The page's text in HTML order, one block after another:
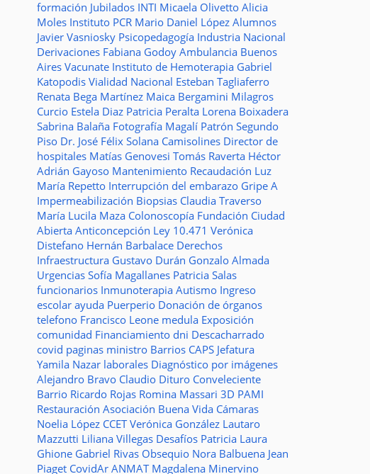
formación Jubilados INTI Micaela Olivetto Alicia
Moles Instituto PCR Mario Daniel López Alumnos
Javier Vasniosky Psicopedagogía Industria Nacional
Derivaciones Fabiana Godoy Ambulancia Buenos
Aires Vacunate Instituto de Hemoterapia Gabriel
Katopodis Vialidad Nacional Esteban Tagliaferro
Renata Bega Martínez Maica Bergamini Milagros
Curcio Estela Diaz Patricia Peralta Lorena Boixadera
Sabrina Balaña Fotografía Magalí Patrón Segundo
Piso Dr. José Félix Solana Camisolines Director de
hospitales Matías Genovesi Tomás Raverta Héctor
Adrián Gayoso Mantenimiento Recaudación Luz
María Repetto Interrupción del embarazo Gripe A
Impermeabilización Biopsias Claudia Traverso
María Lucila Maza Colonoscopía Fundación Ciudad
Abierta Anticoncepción Ley 10.471 Verónica
Distefano Hernán Barbalace Derechos
Infraestructura Gustavo Durán Gonzalo Almada
Urgencias Sofía Magallanes Patricia Salas
funcionarios Inmunoterapia Autismo Ingreso
escolar ayuda Puerperio Donación de órganos
telefono Francisco Leone medula Exposición
comunidad Financiamiento dni Descacharrado
covid paginas ministro Barrios CAPS Jefatura
Yamila Nazar laborales Diagnóstico por imágenes
Alejandro Bravo Claudio Dituro Conveleciente
Barrio Ricardo Rojas Romina Massari 3D PAMI
Restauración Asociación Buena Vida Cámaras
Noelia López CCETVerónica González Lautaro
Mazzutti Liliana Villegas Desafíos Patricia Laura
Ghione Gabriel Rivas Obsequio Nora Balbuena Jean
Piaget CovidAr ANMAT Magdalena Minervino